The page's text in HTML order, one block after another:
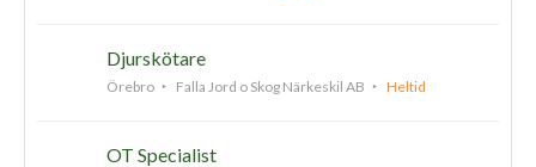
Djurskötare
Örebro Falla Jord o Skog Närkeskil AB Heltid
OT Specialist